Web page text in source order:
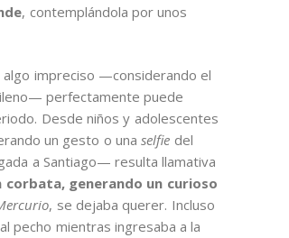
, contemplándola por unos
algo impreciso —considerando el
perfectamente puede
Desde niños y adolescentes
un gesto o unaselfie del
a Santiago— resulta llamativa
corbata, generando un curioso
, se dejaba querer. Incluso
pecho mientras ingresaba a la